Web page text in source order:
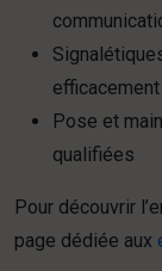
efficacement
Pose et
qualifiées
Pour découvrir
page dédiée aux